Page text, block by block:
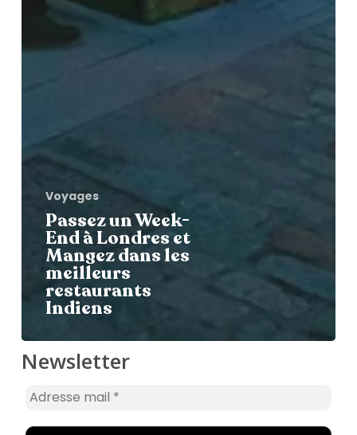
Voyages
Passez un Week-
End à Londres et
Mangez dans les
meilleurs
restaurants
Indiens
Newsletter